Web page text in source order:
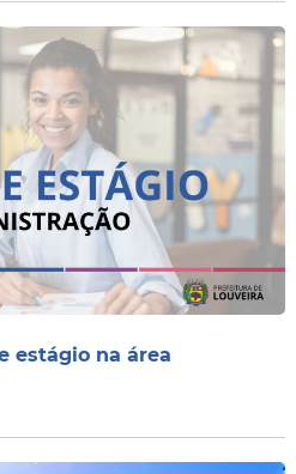
estágio na área